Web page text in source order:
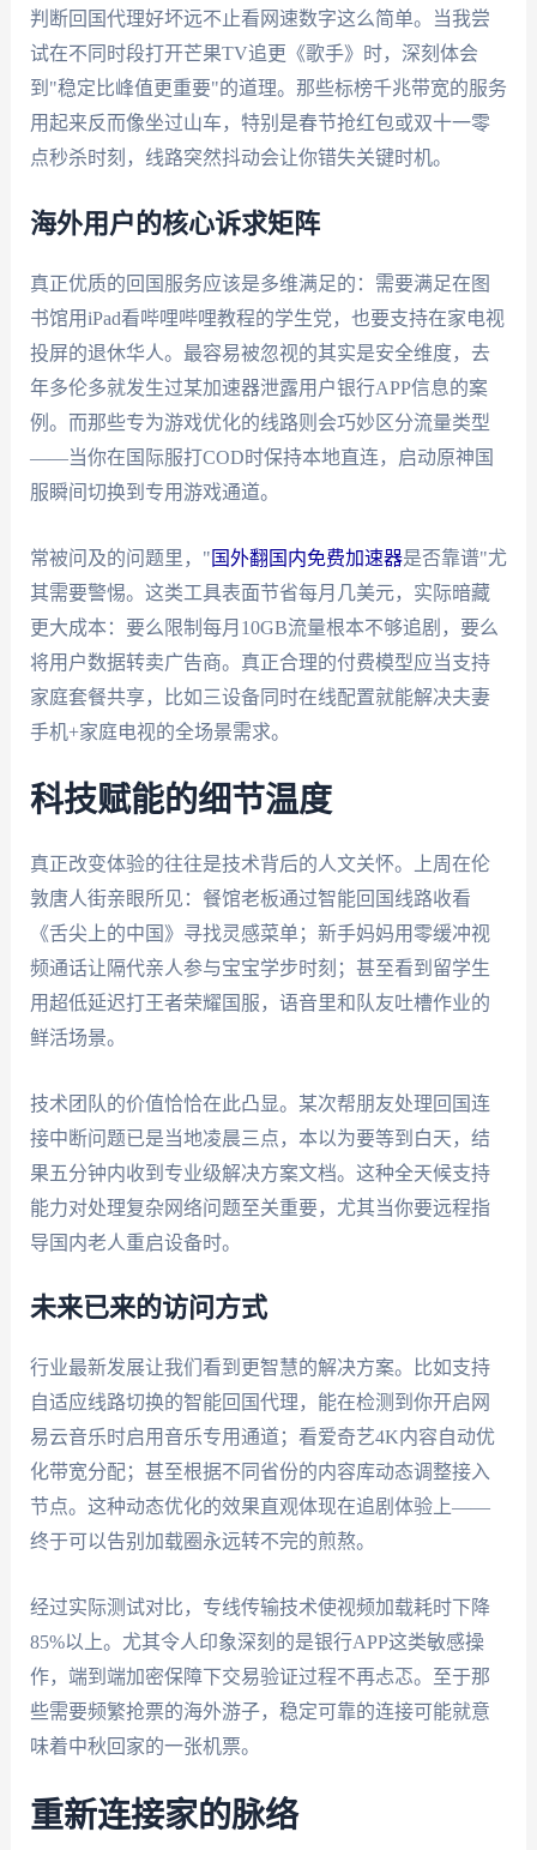
判断回国代理好坏远不止看网速数字这么简单。当我尝
试在不同时段打开芒果TV追更《歌手》时，深刻体会
到"稳定比峰值更重要"的道理。那些标榜千兆带宽的服务
用起来反而像坐过山车，特别是春节抢红包或双十一零
点秒杀时刻，线路突然抖动会让你错失关键时机。
海外用户的核心诉求矩阵
真正优质的回国服务应该是多维满足的：需要满足在图
书馆用iPad看哔哩哔哩教程的学生党，也要支持在家电视
投屏的退休华人。最容易被忽视的其实是安全维度，去
年多伦多就发生过某加速器泄露用户银行APP信息的案
例。而那些专为游戏优化的线路则会巧妙区分流量类型
——当你在国际服打COD时保持本地直连，启动原神国
服瞬间切换到专用游戏通道。
常被问及的问题里，" 国外翻国内免费加速器是否靠谱"尤
其需要警惕。这类工具表面节省每月几美元，实际暗藏
更大成本：要么限制每月10GB流量根本不够追剧，要么
将用户数据转卖广告商。真正合理的付费模型应当支持
家庭套餐共享，比如三设备同时在线配置就能解决夫妻
手机+家庭电视的全场景需求。
科技赋能的细节温度
真正改变体验的往往是技术背后的人文关怀。上周在伦
敦唐人街亲眼所见：餐馆老板通过智能回国线路收看
《舌尖上的中国》寻找灵感菜单；新手妈妈用零缓冲视
频通话让隔代亲人参与宝宝学步时刻；甚至看到留学生
用超低延迟打王者荣耀国服，语音里和队友吐槽作业的
鲜活场景。
技术团队的价值恰恰在此凸显。某次帮朋友处理回国连
接中断问题已是当地凌晨三点，本以为要等到白天，结
果五分钟内收到专业级解决方案文档。这种全天候支持
能力对处理复杂网络问题至关重要，尤其当你要远程指
导国内老人重启设备时。
未来已来的访问方式
行业最新发展让我们看到更智慧的解决方案。比如支持
自适应线路切换的智能回国代理，能在检测到你开启网
易云音乐时启用音乐专用通道；看爱奇艺4K内容自动优
化带宽分配；甚至根据不同省份的内容库动态调整接入
节点。这种动态优化的效果直观体现在追剧体验上——
终于可以告别加载圈永远转不完的煎熬。
经过实际测试对比，专线传输技术使视频加载耗时下降
85%以上。尤其令人印象深刻的是银行APP这类敏感操
作，端到端加密保障下交易验证过程不再忐忑。至于那
些需要频繁抢票的海外游子，稳定可靠的连接可能就意
味着中秋回家的一张机票。
重新连接家的脉络